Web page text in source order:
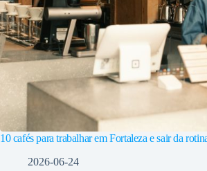
10 cafés para trabalhar em Fortaleza e sair da
2026-06-24